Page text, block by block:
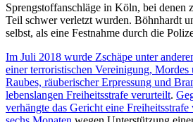
Sprengstoffanschläge in Köln, bei denen
Teil schwer verletzt wurden. Böhnhardt
selbst, als eine Festnahme durch die
Im Juli 2018 wurde Zschäpe unter
einer terroristischen Vereinigung, Mordes
Raubes, räuberischer Erpressung und
lebenslangen Freiheitsstrafe verurteilt.
verhängte das Gericht eine